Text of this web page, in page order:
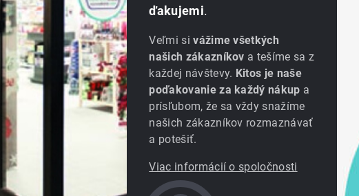
ďakujemi.
Veľmi sivážime všetkých
našich zákazníkov a tešíme sa z
každej návštevy. Kitos je naše
poďakovanie za každý nákup a
prísľubom, že sa vždy snažíme
našich zákazníkov rozmaznávať
a potešiť.
Viac informácií o spoločnosti